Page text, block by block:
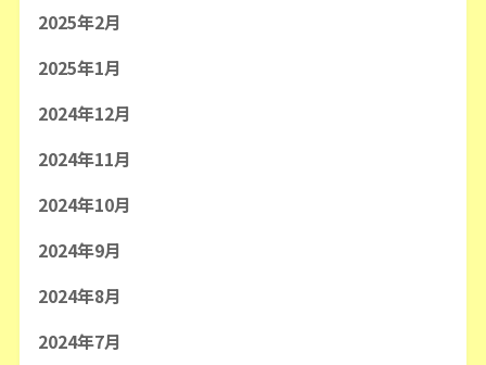
2025年2月
2025年1月
2024年12月
2024年11月
2024年10月
2024年9月
2024年8月
2024年7月